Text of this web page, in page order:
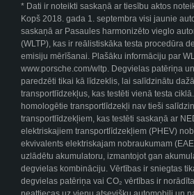
* Dati ir noteikti saskaņā ar tiesību aktos
Kopš 2018. gada 1. septembra visi jaunie
saskaņā ar Pasaules harmonizēto vieglo
(WLTP), kas ir reālistiskāka testa procedūra
emisiju mērīšanai. Plašāku informāciju par
www.porsche.com/wltp. Degvielas patēriņa
paredzēti tikai kā līdzeklis, lai salīdzinātu
transportlīdzekļus, kas testēti vienā testa
homologētie transportlīdzekļi nav tieši
transportlīdzekļiem, kas testēti saskaņā ar
elektriskajiem transportlīdzekļiem (PHEV)
ekvivalents elektriskajam nobraukumam
uzlādētu akumulatoru, izmantojot gan
degvielas kombināciju. Vērtības ir sniegtas
degvielas patēriņa vai CO₂ vērtības ir